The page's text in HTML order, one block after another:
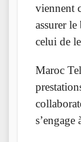
viennent
assurer
celui de
Maroc